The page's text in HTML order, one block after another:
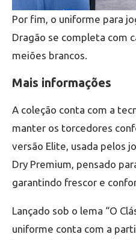
Por fim, o uniforme para
Dragão se completa com
meiões brancos.
Mais informações
A coleção conta com a
manter os torcedores
versão Elite, usada pelos
Dry Premium, pensado
garantindo frescor e
Lançado sob o lema “O
uniforme conta com a